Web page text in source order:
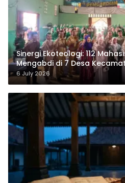
‎Sinergi Ekoteologi: 112
Mengabdi di 7 Desa
6 July 2026